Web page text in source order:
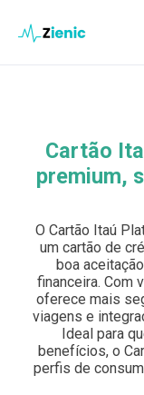
Investimento
Legal
Buscar:
Pulsa Enter
Cartão
premium,
O Cartão Itaú
um cartão de
boa
financeira. Com
oferece mais
viagens e
Ideal para
benefícios, o
perfis de